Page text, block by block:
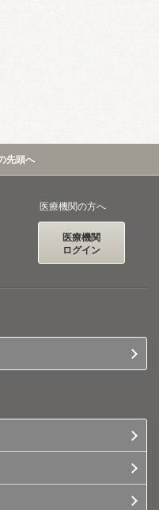
先頭へ
医療機関の方へ
医療機関
ログイン